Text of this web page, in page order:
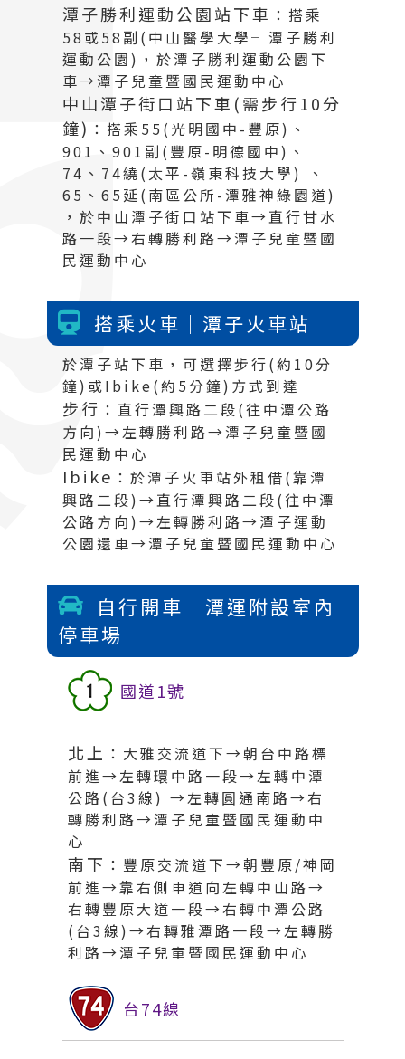
潭子勝利運動公園站下車 ：搭乘
58或58副(中山醫學大學╴潭子勝利
運動公園)，於潭子勝利運動公園下
車→潭子兒童暨國民運動中心
中山潭子街口站下車(需步行10分
鐘) ：搭乘55(光明國中-豐原)、
901、901副(豐原-明德國中)、
74、74繞(太平-嶺東科技大學) 、
65、65延(南區公所-潭雅神綠園道)
，於中山潭子街口站下車→直行甘水
路一段→右轉勝利路→潭子兒童暨國
民運動中心
搭乘火車｜潭子火車站
於潭子站下車，可選擇步行(約10分
鐘)或Ibike(約5分鐘)方式到達
步行 ：直行潭興路二段(往中潭公路
方向)→左轉勝利路→潭子兒童暨國
民運動中心
Ibike ：於潭子火車站外租借(靠潭
興路二段)→直行潭興路二段(往中潭
公路方向)→左轉勝利路→潭子運動
公園還車→潭子兒童暨國民運動中心
自行開車 ｜潭運附設室內
停車場
國道1號
北上 ：大雅交流道下→朝台中路標
前進→左轉環中路一段→左轉中潭
公路(台3線) →左轉圓通南路→右
轉勝利路→潭子兒童暨國民運動中
心
南下 ：豐原交流道下→朝豐原/神岡
前進→靠右側車道向左轉中山路→
右轉豐原大道一段→右轉中潭公路
(台3線)→右轉雅潭路一段→左轉勝
利路→潭子兒童暨國民運動中心
台74線